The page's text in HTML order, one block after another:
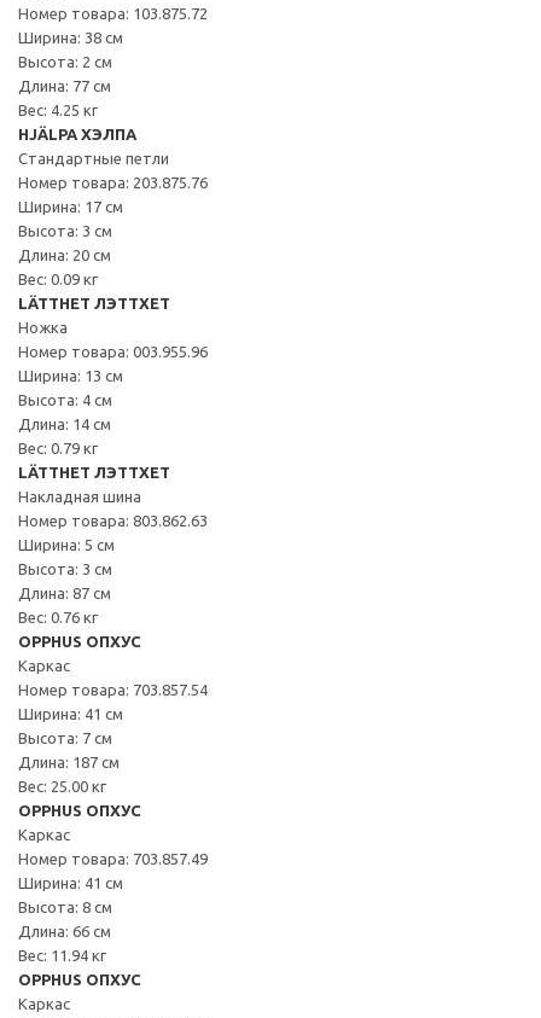
Номер товара: 103.875.72
Ширина: 38 см
Высота: 2 см
Длина: 77 см
Вес: 4.25 кг
HJÄLPA ХЭЛПА
Стандартные петли
Номер товара: 203.875.76
Ширина: 17 см
Высота: 3 см
Длина: 20 см
Вес: 0.09 кг
LÄTTHET ЛЭТТХЕТ
Ножка
Номер товара: 003.955.96
Ширина: 13 см
Высота: 4 см
Длина: 14 см
Вес: 0.79 кг
LÄTTHET ЛЭТТХЕТ
Накладная шина
Номер товара: 803.862.63
Ширина: 5 см
Высота: 3 см
Длина: 87 см
Вес: 0.76 кг
OPPHUS ОПХУС
Каркас
Номер товара: 703.857.54
Ширина: 41 см
Высота: 7 см
Длина: 187 см
Вес: 25.00 кг
OPPHUS ОПХУС
Каркас
Номер товара: 703.857.49
Ширина: 41 см
Высота: 8 см
Длина: 66 см
Вес: 11.94 кг
OPPHUS ОПХУС
Каркас